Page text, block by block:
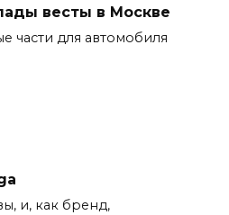
весты в Москве
части для автомобиля
и, как бренд,